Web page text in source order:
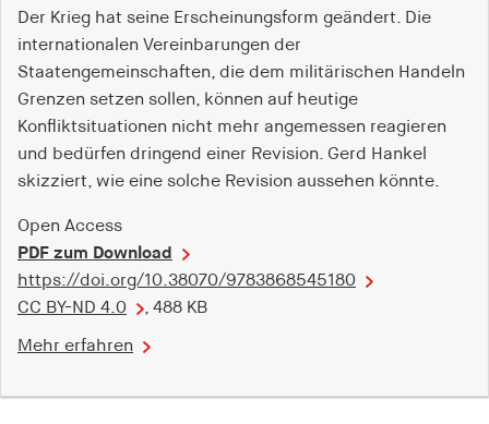
Der Krieg hat seine Erscheinungsform geändert. Die
internationalen Vereinbarungen der
Staatengemeinschaften, die dem militärischen Handeln
Grenzen setzen sollen, können auf heutige
Konfliktsituationen nicht mehr angemessen reagieren
und bedürfen dringend einer Revision. Gerd Hankel
skizziert, wie eine solche Revision aussehen könnte.
Open Access
PDF zum Download
https://doi.org/10.38070/9783868545180
CC BY-ND 4.0
, 488 KB
Mehr erfahren